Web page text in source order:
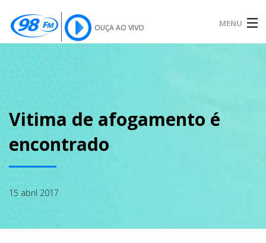
OUÇA AO VIVO MENU
SOBRE
Vitima de afogamento é
encontrado
15 abril 2017